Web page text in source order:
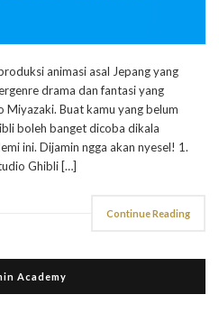
animasi asal Jepang yang
drama dan fantasi yang
Buat kamu yang belum
boleh banget dicoba dikala
ini. Dijamin ngga akan nyesel! 1.
Ghibli […]
Continue Reading
Academy